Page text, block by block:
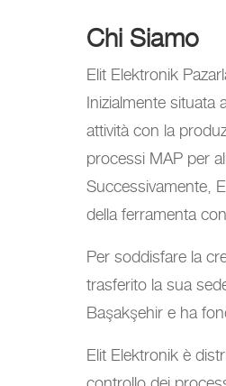
Chi Siamo
Elit Elektronik
Inizialmente situata
attività con la
processi MAP per
Successivamente,
della ferramenta
Per soddisfare la
trasferito la sua
Başakşehir e ha
Elit Elektronik è